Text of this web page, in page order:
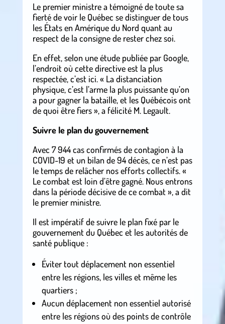
Le premier ministre a témoigné de toute sa
fierté de voir le Québec se distinguer de tous
les États en Amérique du Nord quant au
respect de la consigne de rester chez soi.
En effet, selon une étude publiée par Google,
l’endroit où cette directive est la plus
respectée, c’est ici. « La distanciation
physique, c’est l’arme la plus puissante qu’on
a pour gagner la bataille, et les Québécois ont
de quoi être fiers », a félicité M. Legault.
Suivre le plan du gouvernement
Avec 7 944 cas confirmés de contagion à la
COVID-19 et un bilan de 94 décès, ce n’est pas
le temps de relâcher nos efforts collectifs. «
Le combat est loin d’être gagné. Nous entrons
dans la période décisive de ce combat », a dit
le premier ministre.
Il est impératif de suivre le plan fixé par le
gouvernement du Québec et les autorités de
santé publique :
Éviter tout déplacement non essentiel
entre les régions, les villes et même les
quartiers ;
Aucun déplacement non essentiel autorisé
entre les régions où des points de contrôle